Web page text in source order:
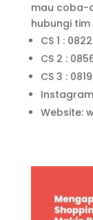
mau coba-
hubungi tim
CS 1 :
CS 2 :
CS 3 :
Website: